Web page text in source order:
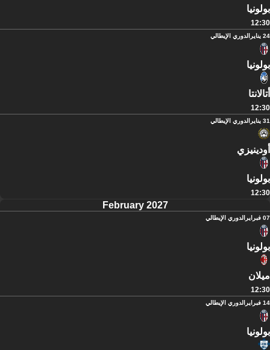
بولونيا
12:30
24 يناير الدوري الإيطالي
بولونيا
أتالانتا
12:30
31 يناير الدوري الإيطالي
أودينيزي
بولونيا
12:30
February 2027
07 فبراير الدوري الإيطالي
بولونيا
ميلان
12:30
14 فبراير الدوري الإيطالي
بولونيا